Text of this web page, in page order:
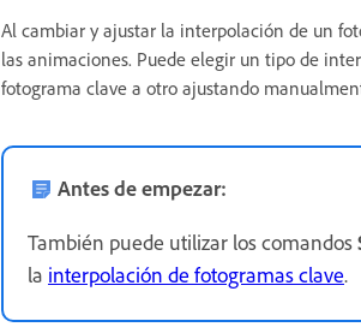
Al cambiar y ajustar la interpolación de un
las animaciones. Puede elegir un tipo de
fotograma clave a otro ajustando
Antes de empezar:
También puede utilizar los comandos
la interpolación de fotogramas clave.